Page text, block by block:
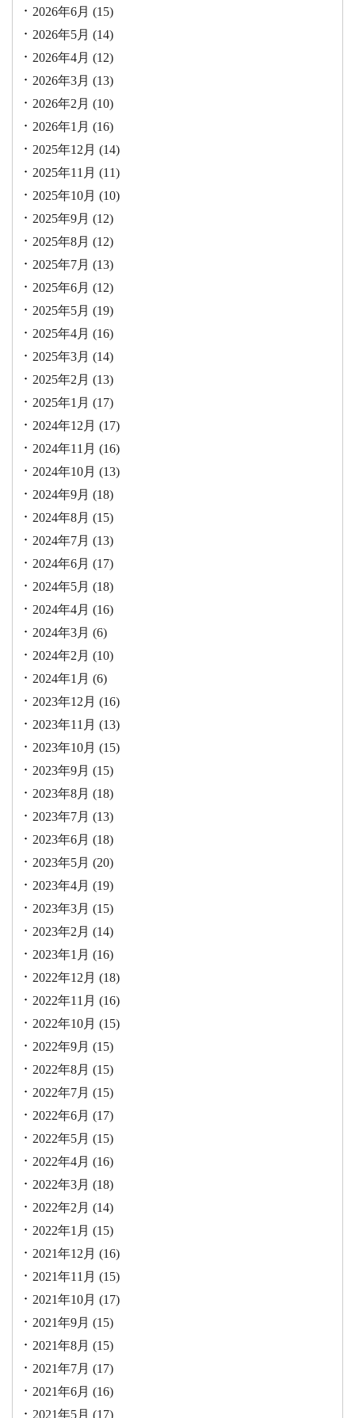
2026年6月 (15)
2026年5月 (14)
2026年4月 (12)
2026年3月 (13)
2026年2月 (10)
2026年1月 (16)
2025年12月 (14)
2025年11月 (11)
2025年10月 (10)
2025年9月 (12)
2025年8月 (12)
2025年7月 (13)
2025年6月 (12)
2025年5月 (19)
2025年4月 (16)
2025年3月 (14)
2025年2月 (13)
2025年1月 (17)
2024年12月 (17)
2024年11月 (16)
2024年10月 (13)
2024年9月 (18)
2024年8月 (15)
2024年7月 (13)
2024年6月 (17)
2024年5月 (18)
2024年4月 (16)
2024年3月 (6)
2024年2月 (10)
2024年1月 (6)
2023年12月 (16)
2023年11月 (13)
2023年10月 (15)
2023年9月 (15)
2023年8月 (18)
2023年7月 (13)
2023年6月 (18)
2023年5月 (20)
2023年4月 (19)
2023年3月 (15)
2023年2月 (14)
2023年1月 (16)
2022年12月 (18)
2022年11月 (16)
2022年10月 (15)
2022年9月 (15)
2022年8月 (15)
2022年7月 (15)
2022年6月 (17)
2022年5月 (15)
2022年4月 (16)
2022年3月 (18)
2022年2月 (14)
2022年1月 (15)
2021年12月 (16)
2021年11月 (15)
2021年10月 (17)
2021年9月 (15)
2021年8月 (15)
2021年7月 (17)
2021年6月 (16)
2021年5月 (17)